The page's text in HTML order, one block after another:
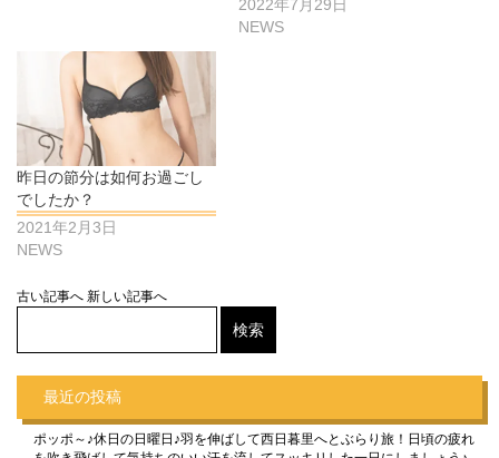
2022年7月29日
NEWS
昨日の節分は如何お過ごし
でしたか？
2021年2月3日
NEWS
古い記事へ 新しい記事へ
最近の投稿
ポッポ～♪休日の日曜日♪羽を伸ばして西日暮里へとぶらり旅！日頃の疲れ